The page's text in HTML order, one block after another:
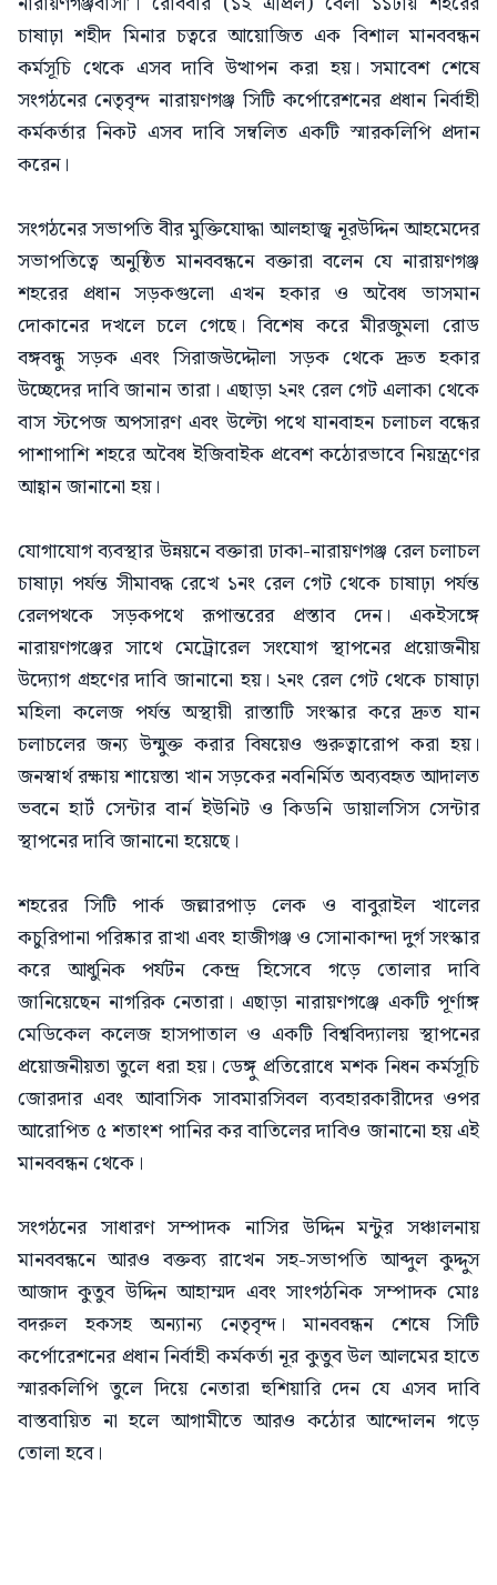
চাষাঢ়া শহীদ মিনার চত্বরে আয়োজিত এক বিশাল মানববন্ধন
কর্মসূচি থেকে এসব দাবি উত্থাপন করা হয়। সমাবেশ শেষে
সংগঠনের নেতৃবৃন্দ নারায়ণগঞ্জ সিটি কর্পোরেশনের প্রধান নির্বাহী
কর্মকর্তার নিকট এসব দাবি সম্বলিত একটি স্মারকলিপি প্রদান
করেন।
সংগঠনের সভাপতি বীর মুক্তিযোদ্ধা আলহাজ্ব নূরউদ্দিন আহমেদের
সভাপতিত্বে অনুষ্ঠিত মানববন্ধনে বক্তারা বলেন যে নারায়ণগঞ্জ
শহরের প্রধান সড়কগুলো এখন হকার ও অবৈধ ভাসমান
দোকানের দখলে চলে গেছে। বিশেষ করে মীরজুমলা রোড
বঙ্গবন্ধু সড়ক এবং সিরাজউদ্দৌলা সড়ক থেকে দ্রুত হকার
উচ্ছেদের দাবি জানান তারা। এছাড়া ২নং রেল গেট এলাকা থেকে
বাস স্টপেজ অপসারণ এবং উল্টো পথে যানবাহন চলাচল বন্ধের
পাশাপাশি শহরে অবৈধ ইজিবাইক প্রবেশ কঠোরভাবে নিয়ন্ত্রণের
আহ্বান জানানো হয়।
যোগাযোগ ব্যবস্থার উন্নয়নে বক্তারা ঢাকা-নারায়ণগঞ্জ রেল চলাচল
চাষাঢ়া পর্যন্ত সীমাবদ্ধ রেখে ১নং রেল গেট থেকে চাষাঢ়া পর্যন্ত
রেলপথকে সড়কপথে রূপান্তরের প্রস্তাব দেন। একইসঙ্গে
নারায়ণগঞ্জের সাথে মেট্রোরেল সংযোগ স্থাপনের প্রয়োজনীয়
উদ্যোগ গ্রহণের দাবি জানানো হয়। ২নং রেল গেট থেকে চাষাঢ়া
মহিলা কলেজ পর্যন্ত অস্থায়ী রাস্তাটি সংস্কার করে দ্রুত যান
চলাচলের জন্য উন্মুক্ত করার বিষয়েও গুরুত্বারোপ করা হয়।
জনস্বার্থ রক্ষায় শায়েস্তা খান সড়কের নবনির্মিত অব্যবহৃত আদালত
ভবনে হার্ট সেন্টার বার্ন ইউনিট ও কিডনি ডায়ালসিস সেন্টার
স্থাপনের দাবি জানানো হয়েছে।
শহরের সিটি পার্ক জল্লারপাড় লেক ও বাবুরাইল খালের
কচুরিপানা পরিষ্কার রাখা এবং হাজীগঞ্জ ও সোনাকান্দা দুর্গ সংস্কার
করে আধুনিক পর্যটন কেন্দ্র হিসেবে গড়ে তোলার দাবি
জানিয়েছেন নাগরিক নেতারা। এছাড়া নারায়ণগঞ্জে একটি পূর্ণাঙ্গ
মেডিকেল কলেজ হাসপাতাল ও একটি বিশ্ববিদ্যালয় স্থাপনের
প্রয়োজনীয়তা তুলে ধরা হয়। ডেঙ্গু প্রতিরোধে মশক নিধন কর্মসূচি
জোরদার এবং আবাসিক সাবমারসিবল ব্যবহারকারীদের ওপর
আরোপিত ৫ শতাংশ পানির কর বাতিলের দাবিও জানানো হয় এই
মানববন্ধন থেকে।
সংগঠনের সাধারণ সম্পাদক নাসির উদ্দিন মন্টুর সঞ্চালনায়
মানববন্ধনে আরও বক্তব্য রাখেন সহ-সভাপতি আব্দুল কুদ্দুস
আজাদ কুতুব উদ্দিন আহাম্মদ এবং সাংগঠনিক সম্পাদক মোঃ
বদরুল হকসহ অন্যান্য নেতৃবৃন্দ। মানববন্ধন শেষে সিটি
কর্পোরেশনের প্রধান নির্বাহী কর্মকর্তা নূর কুতুব উল আলমের হাতে
স্মারকলিপি তুলে দিয়ে নেতারা হুশিয়ারি দেন যে এসব দাবি
বাস্তবায়িত না হলে আগামীতে আরও কঠোর আন্দোলন গড়ে
তোলা হবে।